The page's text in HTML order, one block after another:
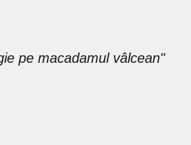
pe macadamul vâlcean"